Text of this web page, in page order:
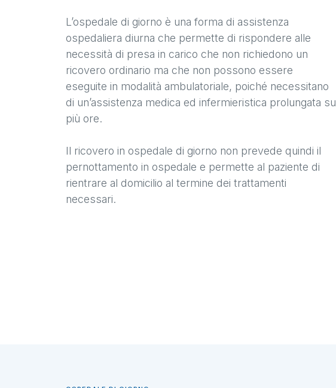
L’ospedale di giorno è una forma di assistenza
ospedaliera diurna che permette di rispondere alle
necessità di presa in carico che non richiedono un
ricovero ordinario ma che non possono essere
eseguite in modalità ambulatoriale, poiché necessitano
di un’assistenza medica ed infermieristica prolungata su
più ore.
Il ricovero in ospedale di giorno non prevede quindi il
pernottamento in ospedale e permette al paziente di
rientrare al domicilio al termine dei trattamenti
necessari.